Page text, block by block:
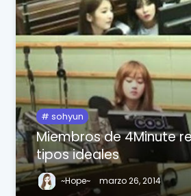
sohyun
Miembros de 4Minute
tipos ideales
~Hope~ marzo 26, 2014